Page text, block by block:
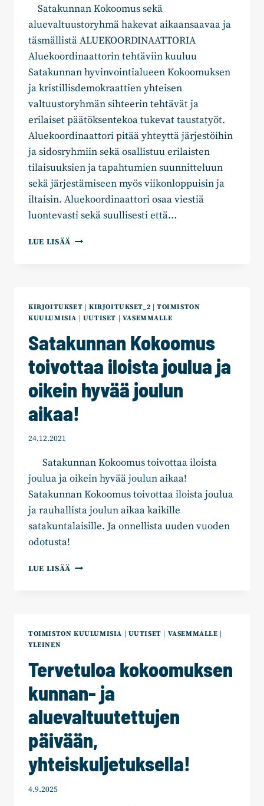
Satakunnan Kokoomus sekä
aluevaltuustoryhmä hakevat aikaansaavaa ja
täsmällistä ALUEKOORDINAATTORIA
Aluekoordinaattorin tehtäviin kuuluu
Satakunnan hyvinvointialueen Kokoomuksen
ja kristillisdemokraattien yhteisen
valtuustoryhmän sihteerin tehtävät ja
erilaiset päätöksentekoa tukevat taustatyöt.
Aluekoordinaattori pitää yhteyttä järjestöihin
ja sidosryhmiin sekä osallistuu erilaisten
tilaisuuksien ja tapahtumien suunnitteluun
sekä järjestämiseen myös viikonloppuisin ja
iltaisin. Aluekoordinaattori osaa viestiä
luontevasti sekä suullisesti että…
LUE LISÄÄ SATAKUNNAN
KIRJOITUKSET KIRJOITUKSET_2 |TOIMISTON
KUULUMISIA
UUTISET VASEMMALLE
Satakunnan Kokoomus
toivottaa iloista joulua ja
oikein hyvää joulun
aikaa!
24.12.2021
Satakunnan Kokoomus toivottaa iloista
joulua ja oikein hyvää joulun aikaa!
Satakunnan Kokoomus toivottaa iloista joulua
ja rauhallista joulun aikaa kaikille
satakuntalaisille. Ja onnellista uuden vuoden
odotusta!
LUE LISÄÄ SATAKUNNAN
JOULUN
AIKAA!
TOIMISTON KUULUMISIA UUTISET VASEMMALLE
YLEINEN
Tervetuloa kokoomuksen
kunnan- ja
aluevaltuutettujen
päivään,
yhteiskuljetuksella!
4.9.2025